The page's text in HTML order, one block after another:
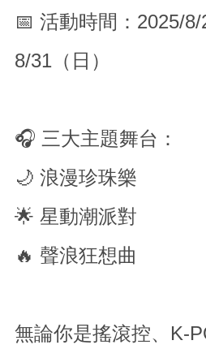
宣
📅 活動時間：2025/8/
8/31（日）
🎧 三大主題舞台：
🌙 浪漫珍珠樂
🌟 星動潮派對
🔥 聲浪狂想曲
無論你是搖滾控、K-